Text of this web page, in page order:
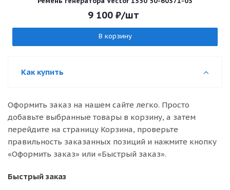
9 100₽/шт
В корзину
Как купить
Оформить заказ на нашем сайте легко. Просто
добавьте выбранные товары в корзину, а затем
перейдите на страницу Корзина, проверьте
правильность заказанных позиций и нажмите кнопку
«Оформить заказ» или «Быстрый заказ».
Быстрый заказ